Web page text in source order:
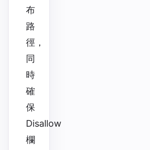
布
路
徑，
同
時
確
保
Disallow
欄